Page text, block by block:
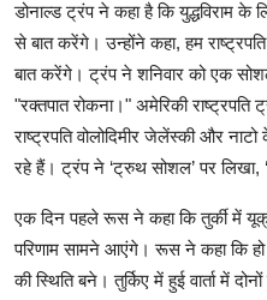
डोनाल्ड ट्रंप ने कहा है कि युद्धविराम के
से बात करेंगे। उन्होंने कहा, हम
बात करेंगे। ट्रंप ने शनिवार को एक सोशल
"रक्तपात रोकना।" अमेरिकी
राष्ट्रपति वोलोदिमीर जेलेंस्की और
रहे हैं। ट्रंप ने ‘ट्रुथ सोशल’ पर लिखा,
एक दिन पहले रूस ने कहा कि तुर्की में
परिणाम सामने आएंगे। रूस ने कहा कि
की स्थिति बने। तुर्किए में हुई वार्ता में